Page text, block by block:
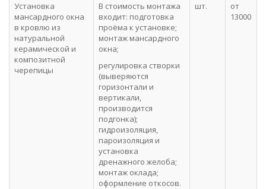
Установка
мансардного окна
в кровлю из
натуральной
керамической и
композитной
черепицы
В стоимость монтажа
входит: подготовка
проёма к установке;
монтаж мансардного
окна;
регулировка створки
(выверяются
горизонтали и
вертикали,
производится
подгонка);
гидроизоляция,
пароизоляция и
установка
дренажного желоба;
монтаж оклада;
оформление откосов.
шт.
от
13000